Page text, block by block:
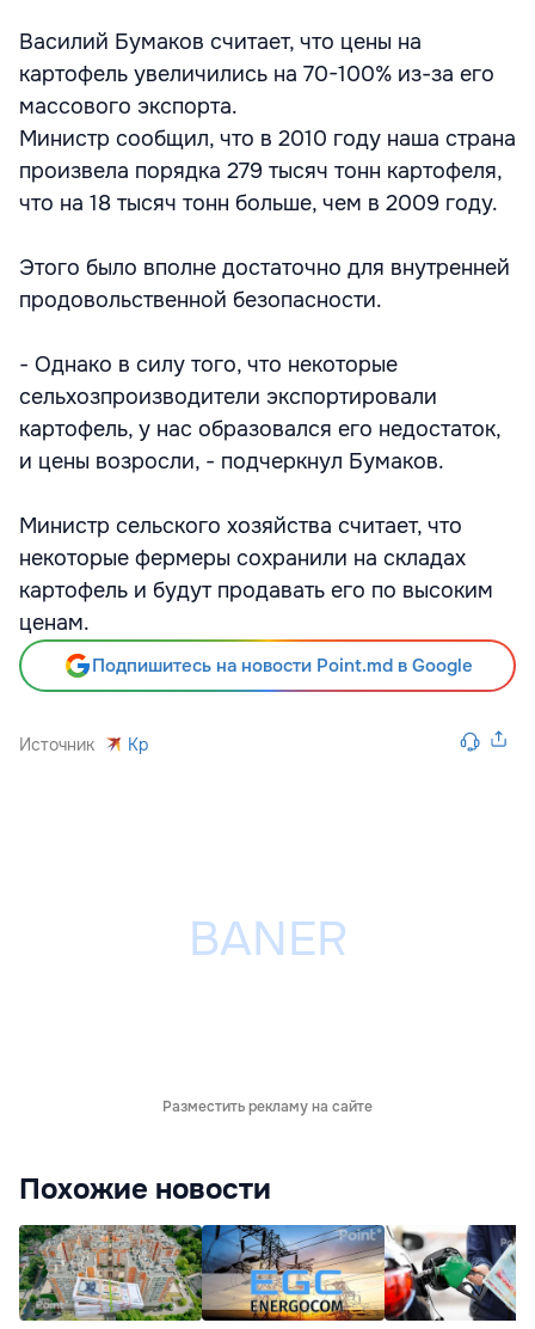
Василий Бумаков считает, что цены на
картофель увеличились на 70-100% из-за его
массового экспорта.
Министр сообщил, что в 2010 году наша страна
произвела порядка 279 тысяч тонн картофеля,
что на 18 тысяч тонн больше, чем в 2009 году.
Этого было вполне достаточно для внутренней
продовольственной безопасности.
- Однако в силу того, что некоторые
сельхозпроизводители экспортировали
картофель, у нас образовался его недостаток,
и цены возросли, - подчеркнул Бумаков.
Министр сельского хозяйства считает, что
некоторые фермеры сохранили на складах
картофель и будут продавать его по высоким
ценам.
Подпишитесь на новости Point.md в Google
Источник Kp
Разместить рекламу на сайте
Похожие новости